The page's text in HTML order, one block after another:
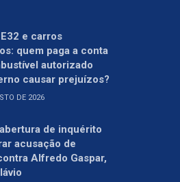
e carros
quem paga a conta
autorizado
causar prejuízos?
DE 2026
de inquérito
acusação de
Alfredo Gaspar,